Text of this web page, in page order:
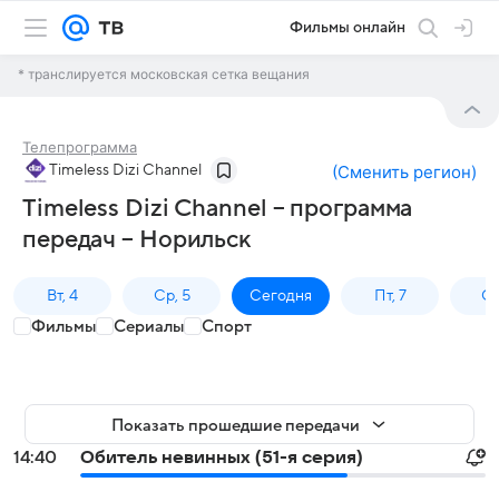
Фильмы онлайн
* транслируется московская сетка вещания
Телепрограмма
Timeless Dizi Channel (Сменить регион)
Timeless Dizi Channel – программа
передач – Норильск
Вт, 4 Ср, 5 Сегодня Пт, 7
Фильмы Сериалы Спорт
Показать прошедшие передачи
14:40
Обитель невинных (51-я серия)